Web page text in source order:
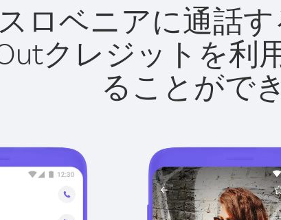
ロベニアに通話す
クレジットを利
ることがで